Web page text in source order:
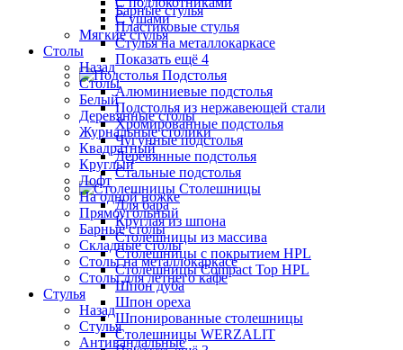
Барные стулья
Пластиковые стулья
Стулья на металлокаркасе
Показать ещё 4
Подстолья
Алюминиевые подстолья
Подстолья из нержавеющей стали
Хромированные подстолья
Чугунные подстолья
Деревянные подстолья
Стальные подстолья
Столешницы
Для бара
Круглая из шпона
Столешницы из массива
Столешницы с покрытием HPL
Столешницы Сompact Top HPL
Шпон дуба
Шпон ореха
Шпонированные столешницы
Столешницы WERZALIT
С ушами
Мягкие стулья
Столы
Назад
Столы
Белый
Деревянные столы
Журнальные столики
Квадратный
Круглый
Лофт
На одной ножке
Прямоугольный
Барные столы
Складные столы
Столы на металлокаркасе
Столы для летнего кафе
Стулья
Назад
Стулья
Антивандальные